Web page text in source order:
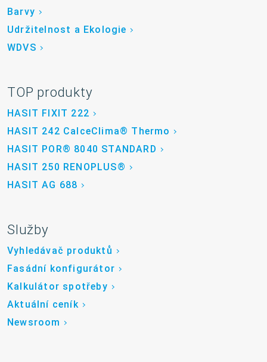
Barvy
Udržitelnost a Ekologie
WDVS
TOP produkty
HASIT FIXIT 222
HASIT 242 CalceClima® Thermo
HASIT POR® 8040 STANDARD
HASIT 250 RENOPLUS®
HASIT AG 688
Služby
Vyhledávač produktů
Fasádní konfigurátor
Kalkulátor spotřeby
Aktuální ceník
Newsroom